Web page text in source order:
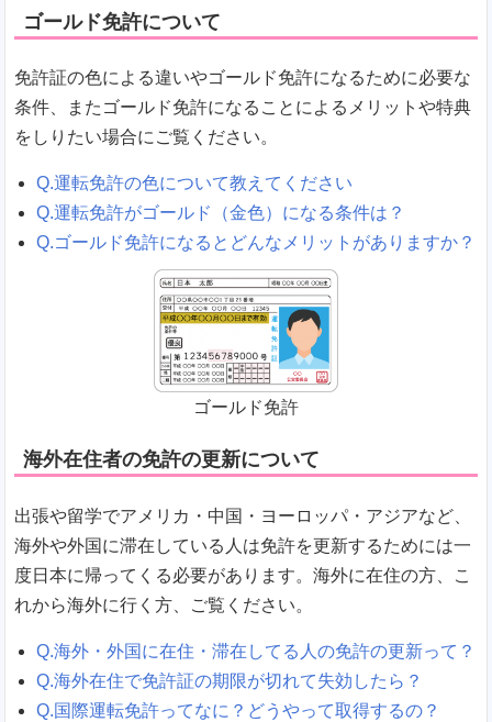
ゴールド免許について
免許証の色による違いやゴールド免許になるために必要な
条件、またゴールド免許になることによるメリットや特典
をしりたい場合にご覧ください。
Q.運転免許の色について教えてください
Q.運転免許がゴールド（金色）になる条件は？
Q.ゴールド免許になるとどんなメリットがありますか？
ゴールド免許
海外在住者の免許の更新について
出張や留学でアメリカ・中国・ヨーロッパ・アジアなど、
海外や外国に滞在している人は免許を更新するためには一
度日本に帰ってくる必要があります。海外に在住の方、こ
れから海外に行く方、ご覧ください。
Q.海外・外国に在住・滞在してる人の免許の更新って？
Q.海外在住で免許証の期限が切れて失効したら？
Q.国際運転免許ってなに？どうやって取得するの？